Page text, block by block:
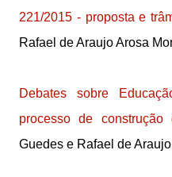
221/2015 - proposta e
Rafael de Araujo Arosa
Debates sobre
processo de construção
Guedes e Rafael de